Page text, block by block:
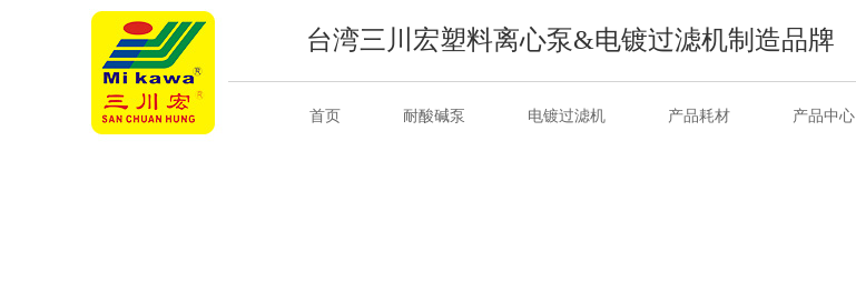
台湾三川宏塑料离心泵&电镀过滤机制造品牌
首页 耐酸碱泵 电镀过滤机 产品耗材 产品中心